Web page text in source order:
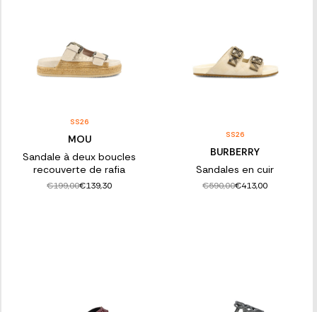
SS26
MOU
Sandale à deux boucles
recouverte de rafia
€199,00€139,30
SS26
BURBERRY
Sandales en cuir
€590,00€413,00